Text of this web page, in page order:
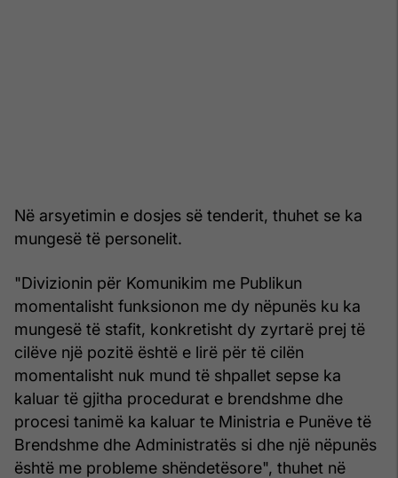
Në arsyetimin e dosjes së tenderit, thuhet se ka
mungesë të personelit.
"Divizionin për Komunikim me Publikun
momentalisht funksionon me dy nëpunës ku ka
mungesë të stafit, konkretisht dy zyrtarë prej të
cilëve një pozitë është e lirë për të cilën
momentalisht nuk mund të shpallet sepse ka
kaluar të gjitha procedurat e brendshme dhe
procesi tanimë ka kaluar te Ministria e Punëve të
Brendshme dhe Administratës si dhe një nëpunës
është me probleme shëndetësore", thuhet në